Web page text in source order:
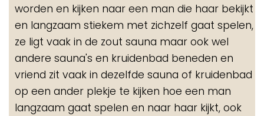
worden en kijken naar een man die haar bekijkt
en langzaam stiekem met zichzelf gaat spelen,
ze ligt vaak in de zout sauna maar ook wel
andere sauna's en kruidenbad beneden en
vriend zit vaak in dezelfde sauna of kruidenbad
op een ander plekje te kijken hoe een man
langzaam gaat spelen en naar haar kijkt, ook